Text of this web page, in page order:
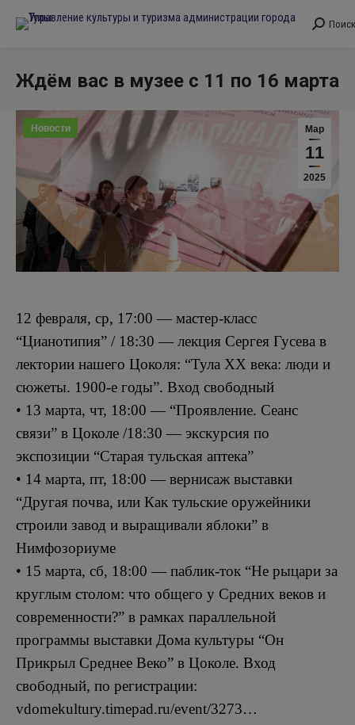
Поиск:
Поиск
Ждём вас в музее с 11 по 16 марта
Мар
11
2025
Новости
12 февраля, ср, 17:00 — мастер-класс
“Цианотипия” / 18:30 — лекция Сергея Гусева в
лектории нашего Цоколя: “Тула ХХ века: люди и
сюжеты. 1900-е годы”. Вход свободный
• 13 марта, чт, 18:00 — “Проявление. Сеанс
связи” в Цоколе /18:30 — экскурсия по
экспозиции “Старая тульская аптека”
• 14 марта, пт, 18:00 — вернисаж выставки
“Другая почва, или Как тульские оружейники
строили завод и выращивали яблоки” в
Нимфозориуме
• 15 марта, сб, 18:00 — паблик-ток “Не рыцари за
круглым столом: что общего у Средних веков и
современности?” в рамках параллельной
программы выставки Дома культуры “Он
Прикрыл Среднее Веко” в Цоколе. Вход
свободный, по регистрации:
vdomekultury.timepad.ru/event/3273…